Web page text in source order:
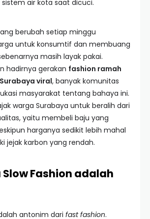
air kota saat dicuci.
berubah setiap minggu
untuk konsumtif dan membuang
masih layak pakai.
hadirnya gerakan fashion ramah
viral, banyak komunitas
masyarakat tentang bahaya ini.
warga Surabaya untuk beralih dari
yaitu membeli baju yang
harganya sedikit lebih mahal
jejak karbon yang rendah.
Fashion adalah
antonim dari fast fashion.